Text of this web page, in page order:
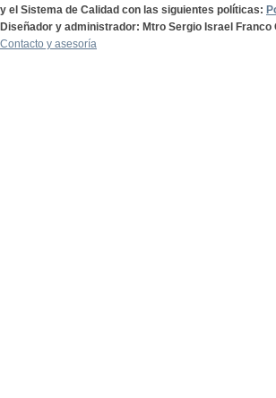
y el Sistema de Calidad con las siguientes políticas:
Diseñador y administrador: Mtro Sergio Israel Franco
Contacto y asesoría